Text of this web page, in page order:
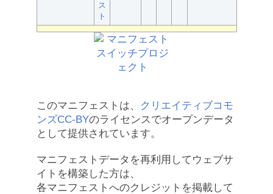
ス
ト
このマニフェストは、
クリエイティブコモ
ンズCC-BYのライセンスでオープンデータ
として提供されています。
マニフェストデータを再利用してウェブサ
イトを構築した方は、
各マニフェストへのクレジットを掲載して